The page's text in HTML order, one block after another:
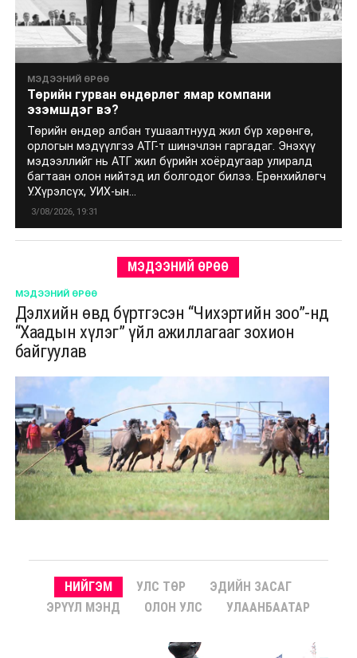
МЭДЭЭНИЙ ӨРӨӨ
Төрийн гурван өндөрлөг ямар компани
эзэмшдэг вэ?
Төрийн өндөр албан тушаалтнууд жил бүр хөрөнгө,
орлогын мэдүүлгээ АТГ-т шинэчлэн гаргадаг. Энэхүү
мэдээллийг нь АТГ жил бүрийн хоёрдугаар улиралд
багтаан олон нийтэд ил болгодог билээ. Ерөнхийлөгч
У.Хүрэлсүх, УИХ-ын...
3/08/2026, 19:31
МЭДЭЭНИЙ ӨРӨӨ
МЭДЭЭНИЙ ӨРӨӨ
Дэлхийн өвд бүртгэсэн “Чихэртийн зоо”-нд
“Хаадын хүлэг” үйл ажиллагааг зохион
байгуулав
НИЙГЭМ УЛС ТӨР
ЭДИЙН ЗАСАГ
ЭРҮҮЛ МЭНД
ОЛОН УЛС УЛААНБААТАР